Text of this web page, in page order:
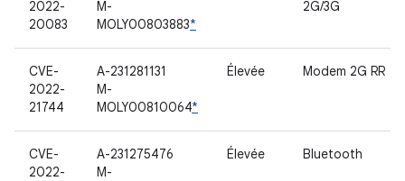
2022-
20083
M-
MOLY00803883*
2G/3G
CVE-
2022-
21744
A-231281131
M-
MOLY00810064*
Élevée Modem 2G RR
CVE-
2022-
A-231275476
M-
Élevée Bluetooth